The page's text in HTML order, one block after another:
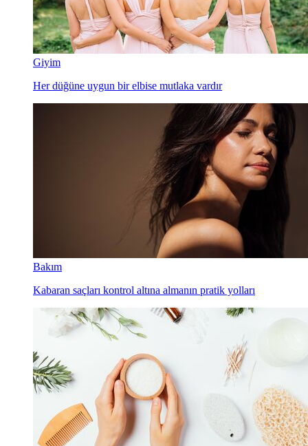
Giyim
Her düğüne uygun bir elbise mutlaka vardır
Bakım
Kabaran saçları kontrol altına almanın pratik yolları